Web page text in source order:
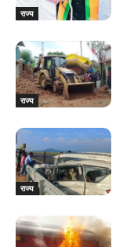
राज्य
राज्य
राज्य